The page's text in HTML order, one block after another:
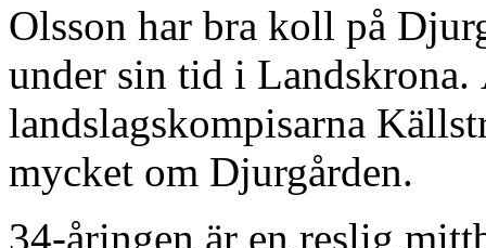
Olsson har bra koll på
under sin tid i Landskrona.
landslagskompisarna
mycket om Djurgården.
34-åringen är en reslig